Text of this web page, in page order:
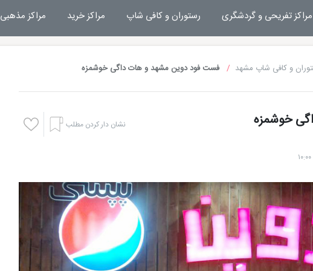
مراکز تفریحی و گردشگری رستوران و کافی شاپ مراکز خرید مراکز مذهبی
و کافی شاپ مشهد فست فود دوین مشهد و هات داگی خوشمزه
خوشمزه نشان دار کردن مطلب
تفریحات مشهد هتل های مشهد